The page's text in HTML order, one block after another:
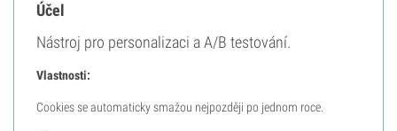
Účel
Nástroj pro personalizaci a A/B testování.
Vlastnosti:
Cookies se automaticky smažou nejpozději po jednom roce.